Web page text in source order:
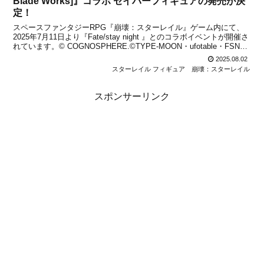
定！
スペースファンタジーRPG『崩壊：スターレイル』ゲーム内にて、
2025年7月11日より『Fate/stay night 』とのコラボイベントが開催さ
れています。© COGNOSPHERE.©TYPE-MOON・ufotable・FSNPC
このコラボ開催を記念して、アニメイトでは『崩壊：スターレイ
2025.08.02
スターレイル フィギュア
崩壊：スターレイル
スポンサーリンク